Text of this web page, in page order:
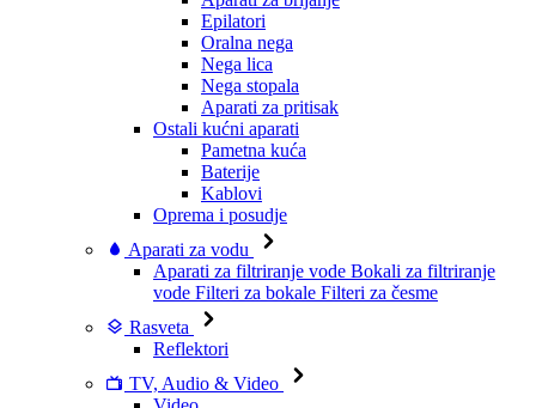
Epilatori
Oralna nega
Nega lica
Nega stopala
Aparati za pritisak
Ostali kućni aparati
Pametna kuća
Baterije
Kablovi
Oprema i posudje
Aparati za vodu
Aparati za filtriranje vode Bokali za filtriranje
vode Filteri za bokale Filteri za česme
Rasveta
Reflektori
TV, Audio & Video